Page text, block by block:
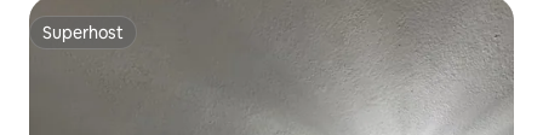
Superhost
Superhost